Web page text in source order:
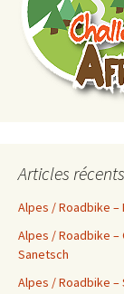
Articles récents
Alpes / Roadbike –
Alpes / Roadbike –
Sanetsch
Alpes / Roadbike –